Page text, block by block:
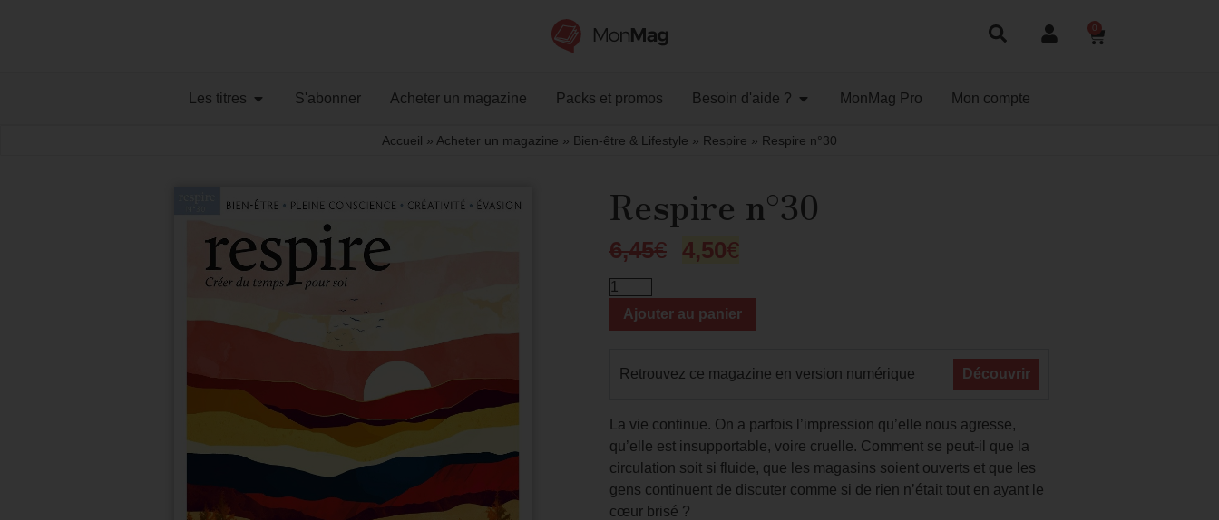
0
Les titres S'abonner Acheter un magazine Packs et promos Besoin d'aide ? MonMag Pro Mon compte
Accueil » Acheter un magazine » Bien-être & Lifestyle » Respire » Respire n°30
Respire n°30
6,45€ 4,50€
Ajouter au panier
Retrouvez ce magazine en version numérique Découvrir
La vie continue. On a parfois l’impression qu’elle nous agresse,
qu’elle est insupportable, voire cruelle. Comment se peut-il que la
circulation soit si fluide, que les magasins soient ouverts et que les
gens continuent de discuter comme si de rien n’était tout en ayant le
cœur brisé ?